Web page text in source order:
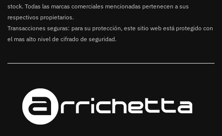
stock. Todas las marcas comerciales mencionadas pertenecen a sus
respectivos propietarios.
Transacciones seguras: para su protección, este sitio web está protegido con
el mas alto nivel de cifrado de seguridad.